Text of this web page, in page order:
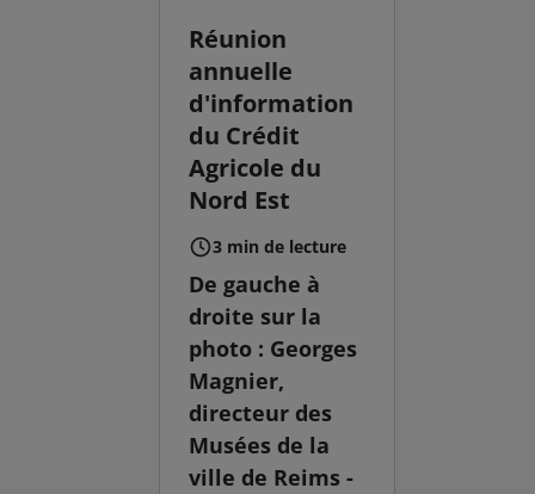
Réunion
annuelle
d'information
du Crédit
Agricole du
Nord Est
3 min de lecture
De gauche à
droite sur la
photo : Georges
Magnier,
directeur des
Musées de la
ville de Reims -